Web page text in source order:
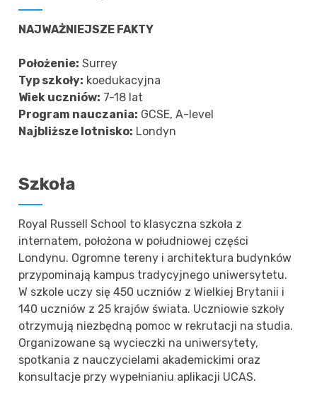
NAJWAŻNIEJSZE FAKTY
Położenie: Surrey
Typ szkoły: koedukacyjna
Wiek uczniów: 7-18 lat
Program nauczania: GCSE, A-level
Najbliższe lotnisko: Londyn
Szkoła
Royal Russell School to klasyczna szkoła z
internatem, położona w południowej części
Londynu. Ogromne tereny i architektura budynków
przypominają kampus tradycyjnego uniwersytetu.
W szkole uczy się 450 uczniów z Wielkiej Brytanii i
140 uczniów z 25 krajów świata. Uczniowie szkoły
otrzymują niezbędną pomoc w rekrutacji na studia.
Organizowane są wycieczki na uniwersytety,
spotkania z nauczycielami akademickimi oraz
konsultacje przy wypełnianiu aplikacji UCAS.